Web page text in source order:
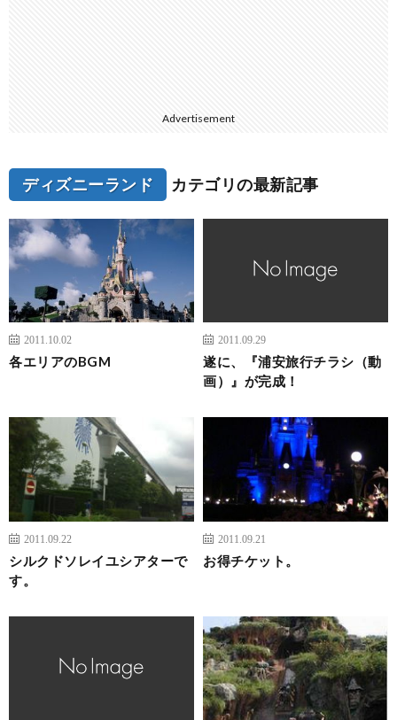
Advertisement
ディズニーランド カテゴリの最新記事
2011.10.02
各エリアのBGM
2011.09.29
遂に、『浦安旅行チラシ（動
画）』が完成！
2011.09.22
シルクドソレイユシアターで
す。
2011.09.21
お得チケット。